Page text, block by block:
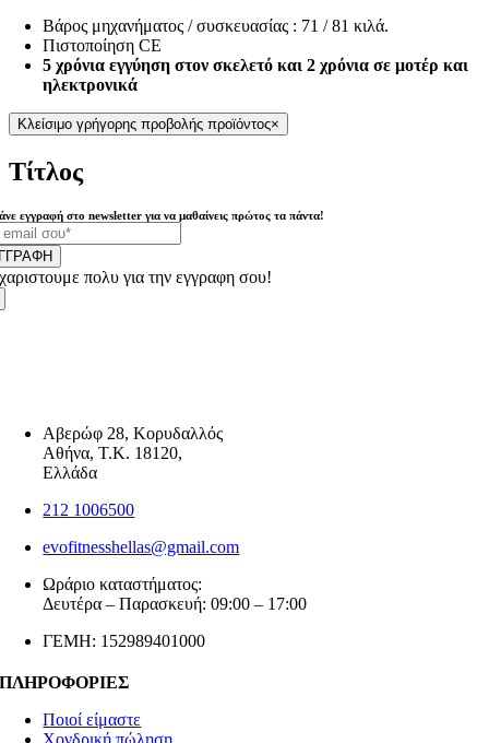
Βάρος μηχανήματος / συσκευασίας : 71 / 81 κιλά.
Πιστοποίηση CE
5 χρόνια εγγύηση στον σκελετό και 2 χρόνια σε μοτέρ και
ηλεκτρονικά
Κλείσιμο γρήγορης προβολής προϊόντος×
Τίτλος
εγγραφή στο newsletter για να μαθαίνεις πρώτος τα πάντα!
πολυ για την εγγραφη σου!
Αβερώφ 28, Κορυδαλλός
Αθήνα, Τ.Κ. 18120,
Ελλάδα
212 1006500
evofitnesshellas@gmail.com
Ωράριο καταστήματος:
Δευτέρα – Παρασκευή: 09:00 – 17:00
ΓΕΜΗ: 152989401000
ΠΛΗΡΟΦΟΡΙΕΣ
Ποιοί είμαστε
Χονδρική πώληση